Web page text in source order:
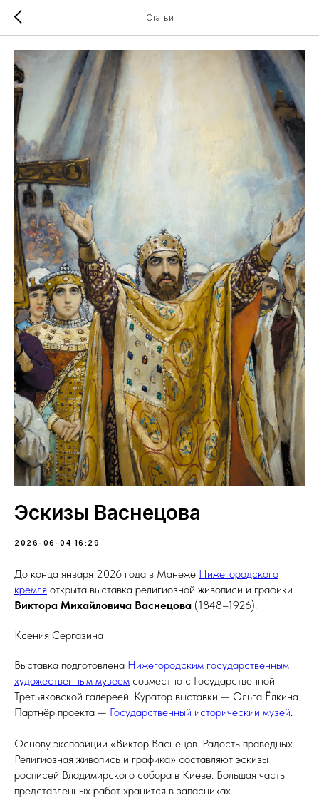
Статьи
Эскизы Васнецова
2026-06-04 16:29
До конца января 2026 года в Манеже Нижегород­ского
кремля открыта выставка религиозной живописи и графики
Виктора Михайловича Васнецова (1848–1926).
Ксения Сергазина
Выставка подготовлена Нижегородским государственным
художественным музеем совместно с Государственной
Третьяковской галереей. Куратор выставки — Ольга Ёлкина.
Партнёр проекта — Государственный исторический музей.
Основу экспозиции «Виктор Васнецов. Радость праведных.
Религиозная живопись и графика» составляют эскизы
росписей Владимирского собора в Киеве. Большая часть
представленных работ хранится в запасниках